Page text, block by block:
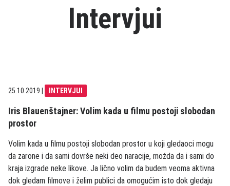
Intervjui
25.10.2019 INTERVJUI
Iris Blauenštajner: Volim kada u filmu postoji slobodan
prostor
Volim kada u filmu postoji slobodan prostor u koji gledaoci mogu
da zarone i da sami dovrše neki deo naracije, možda da i sami do
kraja izgrade neke likove. Ja lično volim da budem veoma aktivna
dok gledam filmove i želim publici da omogućim isto dok gledaju